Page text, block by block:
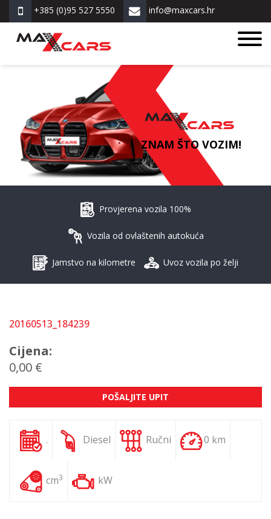
+385 (0)95 527 5550 info@maxcars.hr
ZNAM ŠTO VOZIM!
Provjerena vozila 100%
Vozila od ovlaštenih autokuća
Jamstvo na kilometre Uvoz vozila po želji
20160513_184239
Cijena:
0,00 €
POŠALJITE UPIT
. Diesel Ručni 0 km
cm3 kW